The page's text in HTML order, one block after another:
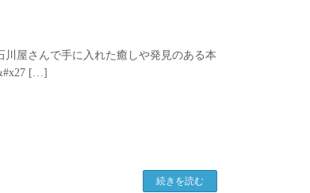
川屋さんで手に入れた癒しや発見のある本
[…]
続きを読む